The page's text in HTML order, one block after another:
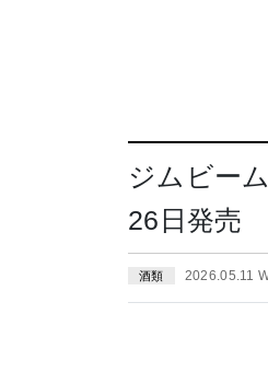
ジムビー
26日発売
酒類 2026.05.11